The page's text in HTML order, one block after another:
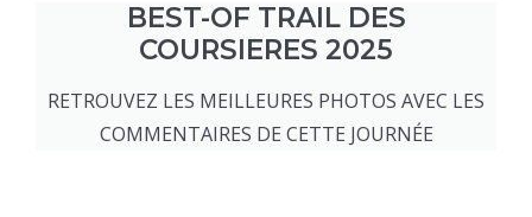
BEST-OF TRAIL DES
COURSIERES 2025
RETROUVEZ LES MEILLEURES PHOTOS AVEC LES
COMMENTAIRES DE CETTE JOURNÉE